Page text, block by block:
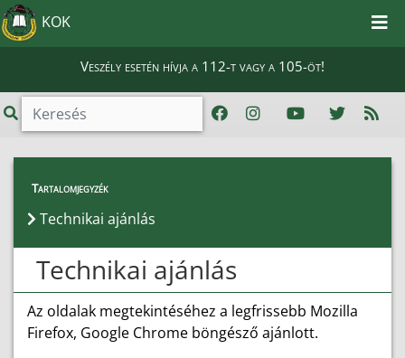
KOK
Veszély esetén hívja a 112-t vagy a 105-öt!
Tartalomjegyzék
Technikai ajánlás
Technikai ajánlás
Az oldalak megtekintéséhez a legfrissebb Mozilla
Firefox, Google Chrome böngésző ajánlott.